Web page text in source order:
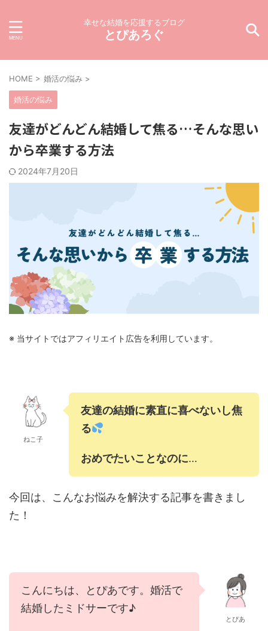
幸せな結婚を応援するブログ
とぴあろぐ
HOME > 婚活の悩み >
婚活の悩み
友達がどんどん結婚して焦る…そんな思い
から卒業する方法
2024年7月20日
※ 当サイトではアフィリエイト広告を利用しています。
ねこ子
友達の結婚に素直に喜べないし焦
る
おめでたいことなのに…
今回は、こんなお悩みを解決する記事を書きまし
た！
こんにちは、とぴあです。婚活で
結婚したミドサーです♪
とぴあ